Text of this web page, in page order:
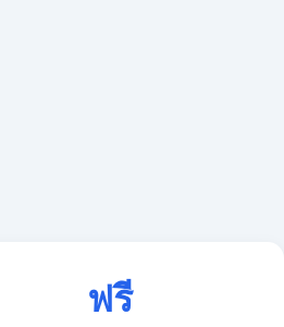
ฟรี
ใช้งานตลอด 24 ชั่วโมง